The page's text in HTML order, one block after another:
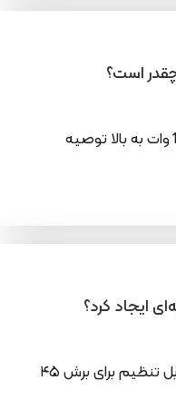
برای کار حرفه‌ای، موتور با توان 1200 وات به بالا توصیه
بله، بسیاری از مدل‌ها دارای پایه قابل تنظیم برای برش ۴۵